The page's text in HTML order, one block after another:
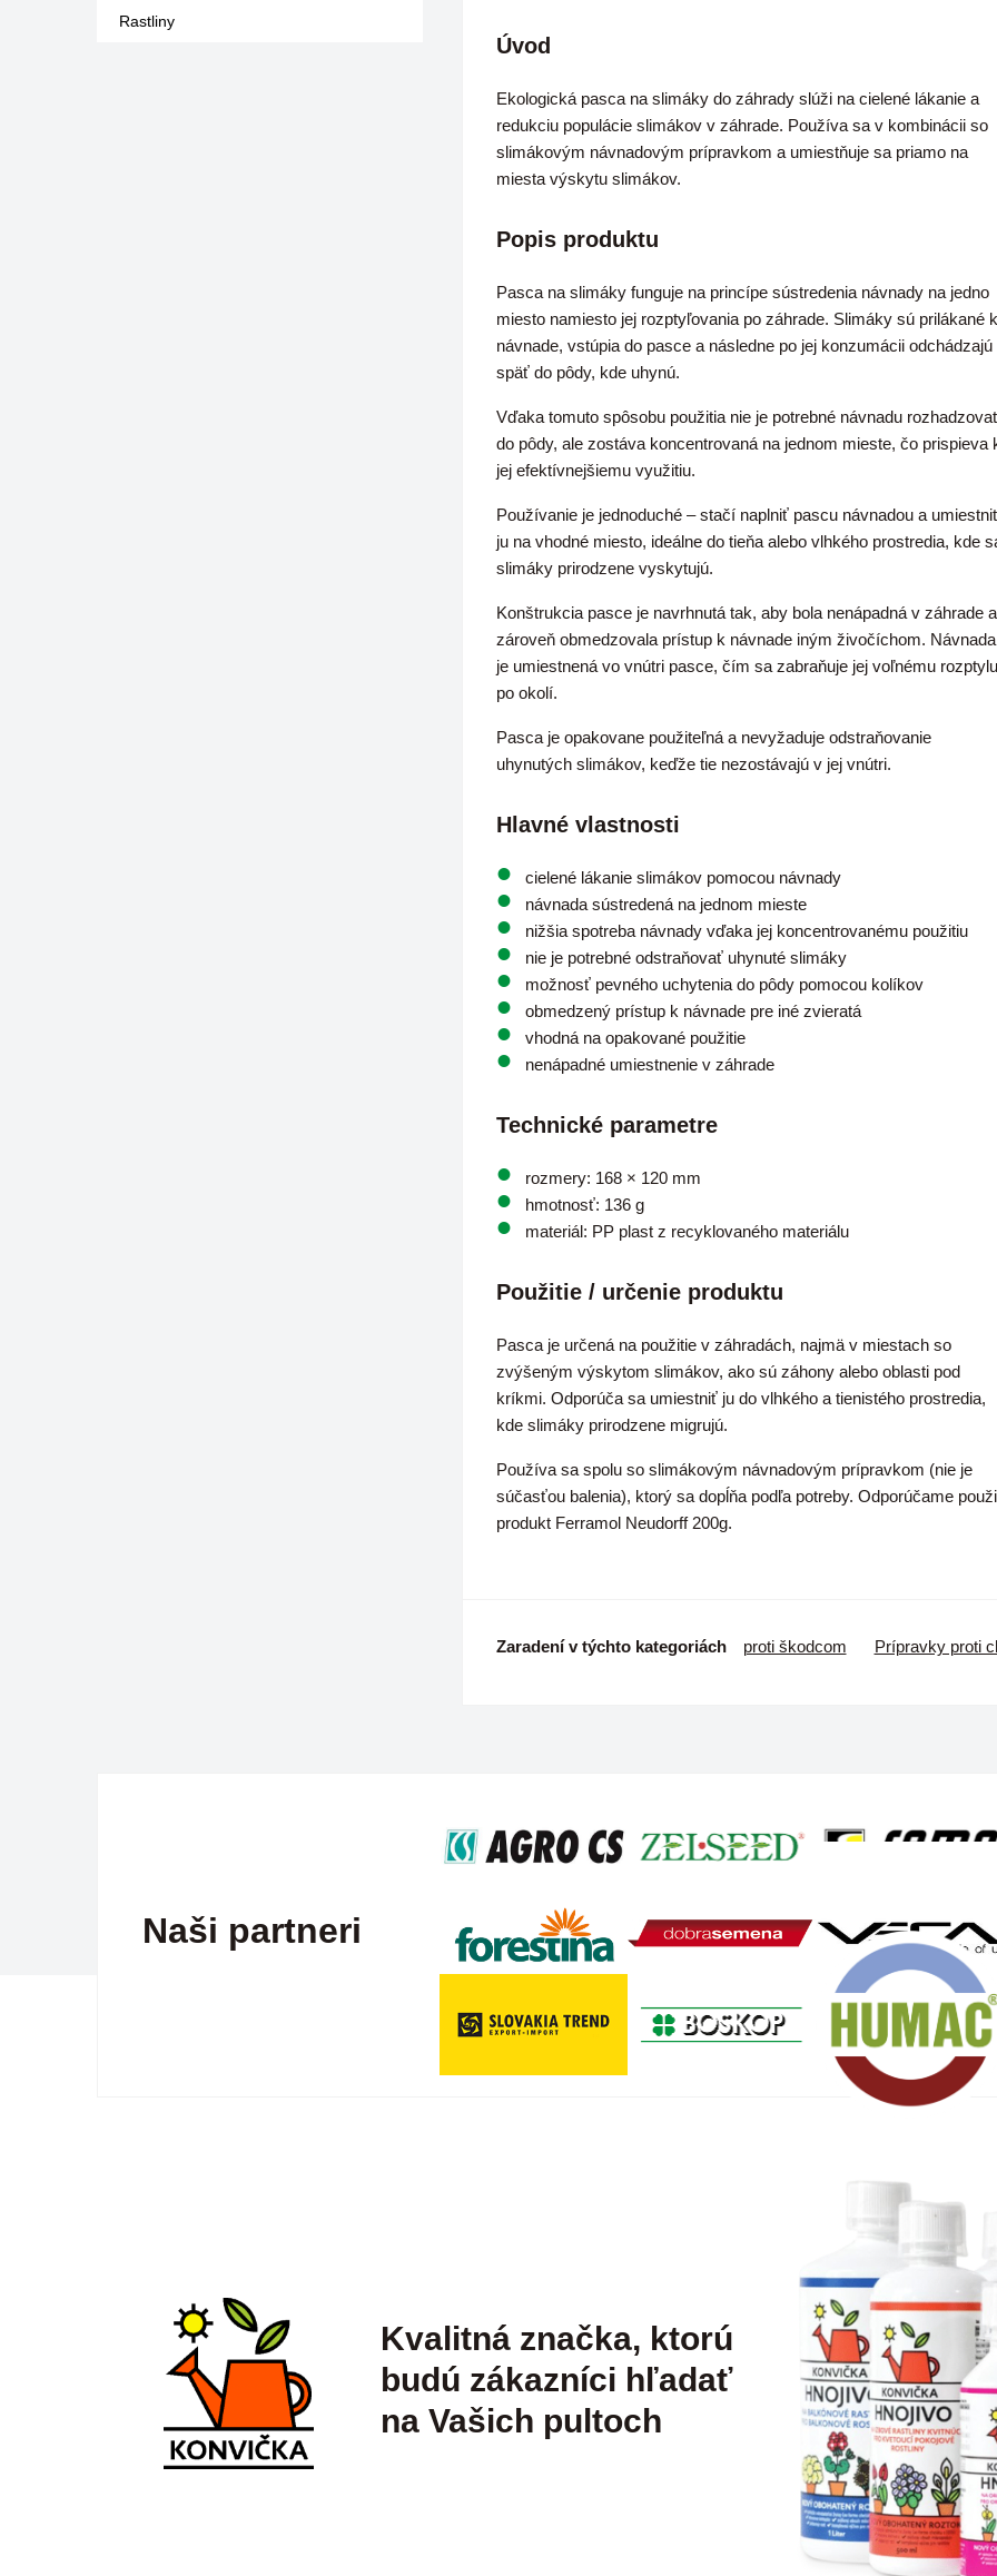
Rastliny
Úvod
Ekologická pasca na slimáky do záhrady slúži na cielené lákanie a
redukciu populácie slimákov v záhrade. Používa sa v kombinácii so
slimákovým návnadovým prípravkom a umiestňuje sa priamo na
miesta výskytu slimákov.
Popis produktu
Pasca na slimáky funguje na princípe sústredenia návnady na jedno
miesto namiesto jej rozptyľovania po záhrade. Slimáky sú prilákané k
návnade, vstúpia do pasce a následne po jej konzumácii odchádzajú
späť do pôdy, kde uhynú.
Vďaka tomuto spôsobu použitia nie je potrebné návnadu
do pôdy, ale zostáva koncentrovaná na jednom mieste, čo prispieva
jej efektívnejšiemu využitiu.
Používanie je jednoduché – stačí naplniť pascu návnadou a
ju na vhodné miesto, ideálne do tieňa alebo vlhkého prostredia, kde
slimáky prirodzene vyskytujú.
Konštrukcia pasce je navrhnutá tak, aby bola nenápadná v záhrade a
zároveň obmedzovala prístup k návnade iným živočíchom. Návnada
je umiestnená vo vnútri pasce, čím sa zabraňuje jej voľnému rozptylu
po okolí.
Pasca je opakovane použiteľná a nevyžaduje odstraňovanie
uhynutých slimákov, keďže tie nezostávajú v jej vnútri.
Hlavné vlastnosti
cielené lákanie slimákov pomocou návnady
návnada sústredená na jednom mieste
nižšia spotreba návnady vďaka jej koncentrovanému použitiu
nie je potrebné odstraňovať uhynuté slimáky
možnosť pevného uchytenia do pôdy pomocou kolíkov
obmedzený prístup k návnade pre iné zvieratá
vhodná na opakované použitie
nenápadné umiestnenie v záhrade
Technické parametre
rozmery: 168 × 120 mm
hmotnosť: 136 g
materiál: PP plast z recyklovaného materiálu
Použitie / určenie produktu
Pasca je určená na použitie v záhradách, najmä v miestach so
zvýšeným výskytom slimákov, ako sú záhony alebo oblasti pod
kríkmi. Odporúča sa umiestniť ju do vlhkého a tienistého prostredia,
kde slimáky prirodzene migrujú.
Používa sa spolu so slimákovým návnadovým prípravkom (nie je
súčasťou balenia), ktorý sa dopĺňa podľa potreby. Odporúčame
produkt Ferramol Neudorff 200g.
Zaradení v týchto kategoriách proti škodcom Prípravky proti
Naši partneri
Kvalitná značka, ktorú
budú zákazníci hľadať
na Vašich pultoch